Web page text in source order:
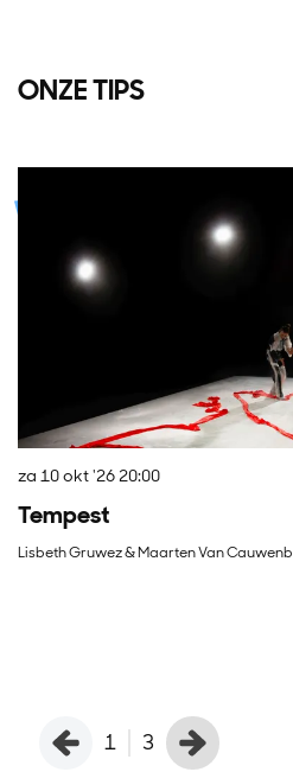
ONZE TIPS
Tempest
Lisbeth Gruwez & Maarten Van
za 10 okt '2620:00
1 3